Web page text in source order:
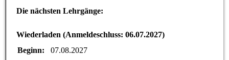
Die nächsten Lehrgänge:
Wiederladen (Anmeldeschluss: 06.07.2027)
Beginn:
07.08.2027